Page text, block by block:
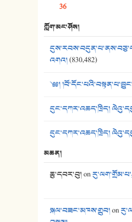
36
ཀློག་མང་ཤོས།
འགའ།(830,482)
༄༅།
དུང་དཀར་འཆད་ཁྲིད།
དུང་དཀར་འཆད་ཁྲིད།
མཆན།
ཆུ་དབར་བུ།on
སྐལ་བཟང་མཁས་གྲུབ།on